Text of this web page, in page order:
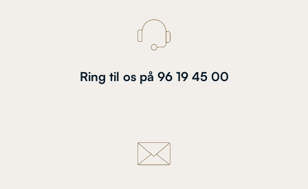
Ring til os på 96 19 45 00